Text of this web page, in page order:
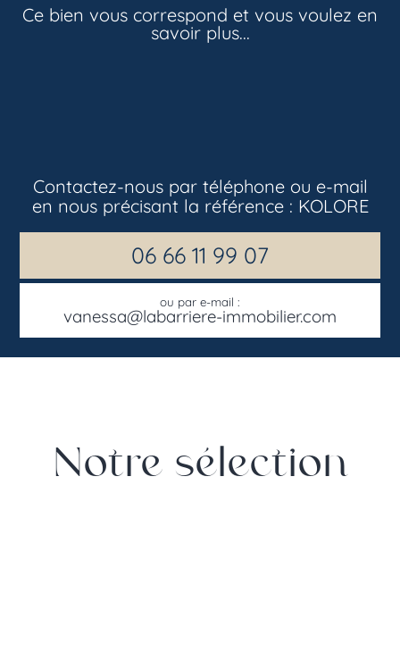
Ce bien vous correspond et vous voulez en
savoir plus...
Contactez-nous par téléphone ou e-mail
en nous précisant la référence : KOLORE
06 66 11 99 07
ou par e-mail :
vanessa@labarriere-immobilier.com
Notre sélection